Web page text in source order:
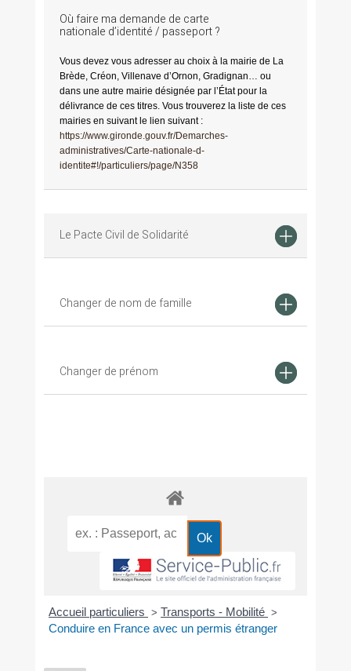
Où faire ma demande de carte
nationale d’identité / passeport ?
Vous devez vous adresser au choix à la mairie de La
Brède, Créon, Villenave d’Ornon, Gradignan… ou
dans une autre mairie désignée par l’État pour la
délivrance de ces titres. Vous trouverez la liste de ces
mairies en suivant le lien suivant :
https://www.gironde.gouv.fr/Demarches-
administratives/Carte-nationale-d-
identite#!/particuliers/page/N358
Le Pacte Civil de Solidarité
Changer de nom de famille
Changer de prénom
Accueil particuliers > Transports - Mobilité >
Conduire en France avec un permis étranger